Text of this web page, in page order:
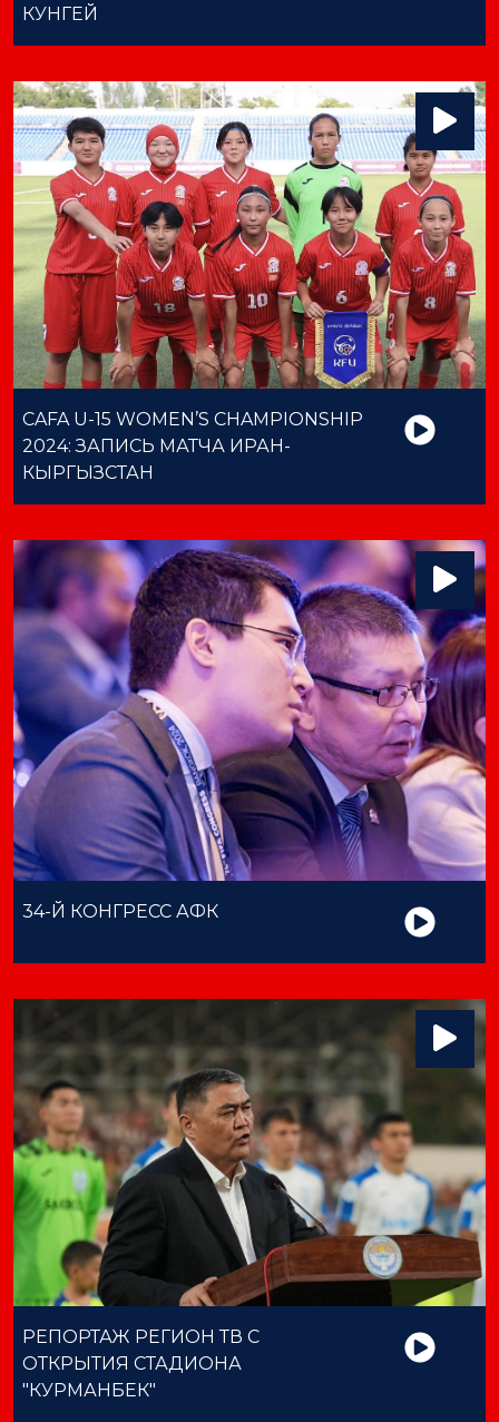
КУНГЕЙ
CAFA U-15 WOMEN’S CHAMPIONSHIP
2024: ЗАПИСЬ МАТЧА ИРАН-
КЫРГЫЗСТАН
34-Й КОНГРЕСС АФК
РЕПОРТАЖ РЕГИОН ТВ С
ОТКРЫТИЯ СТАДИОНА
"КУРМАНБЕК"